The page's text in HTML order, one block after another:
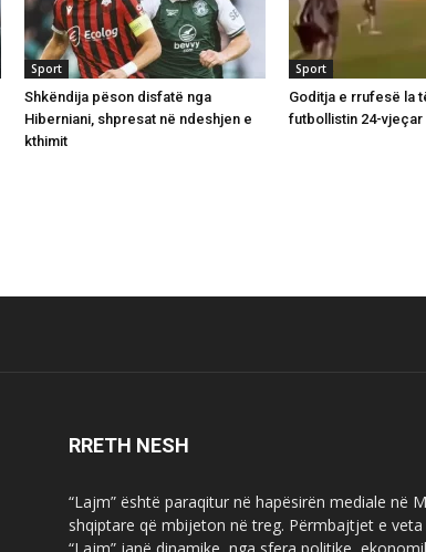
Sport
Shkëndija pëson disfatë nga
Hiberniani, shpresat në ndeshjen e
kthimit
Sport
Goditja e rrufesë la
futbollistin 24-vjeçar
RRETH NESH
“Lajm” është paraqitur në hapësirën mediale
shqiptare që mbijeton në treg. Përmbajtjet e